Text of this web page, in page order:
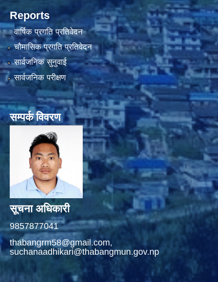
Reports
वार्षिक प्रगति प्रतिवेदन
चौमासिक प्रगति प्रतिवेदन
सार्वजनिक सुनुवाई
सार्वजनिक परीक्षण
सम्पर्क विवरण
सूचना अधिकारी
9857877041
thabangrm58@gmail.com,
suchanaadhikari@thabangmun.gov.np